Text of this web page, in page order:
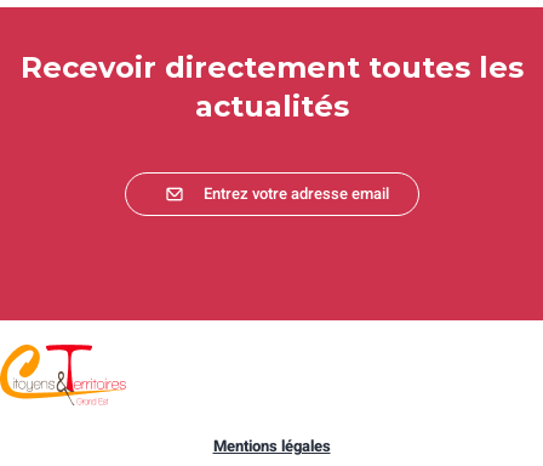
Recevoir directement toutes les
actualités
Entrez votre adresse email
Mentions légales